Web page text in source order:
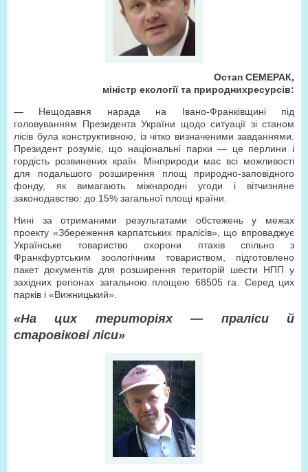
Остап СЕМЕРАК,
міністр екології та природнихресурсів:
— Нещодавня нарада на Івано-Франківщині під
головуванням Президента України щодо ситуації зі станом
лісів була конструктивною, із чітко визначеними завданнями.
Президент розуміє, що національні парки — це перлини і
гордість розвинених країн. Мінприроди має всі можливості
для подальшого розширення площ природно-заповідного
фонду, як вимагають міжнародні угоди і вітчизняне
законодавство: до 15% загальної площі країни.
Нині за отриманими результатами обстежень у межах
проекту «Збереження карпатських пралісів», що впроваджує
Українське товариство охорони птахів спільно з
Франкфуртським зоологічним товариством, підготовлено
пакет документів для розширення територій шести НПП у
західних регіонах загальною площею 68505 га. Серед цих
парків і «Виж­ницький».
«На цих територіях — праліси й
старовікові ліси»